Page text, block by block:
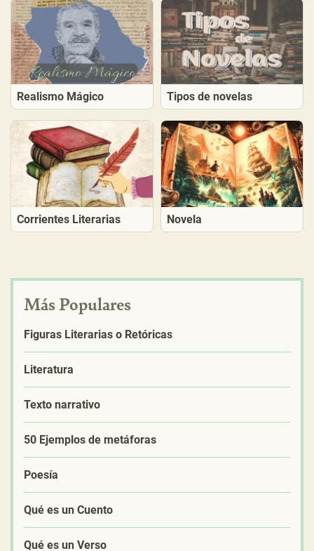
Realismo Mágico Tipos de novelas
Corrientes Literarias Novela
Más Populares
Figuras Literarias o Retóricas
Literatura
Texto narrativo
50 Ejemplos de metáforas
Poesía
Qué es un Cuento
Qué es un Verso